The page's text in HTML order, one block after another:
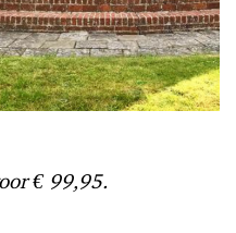
€ 99,95.